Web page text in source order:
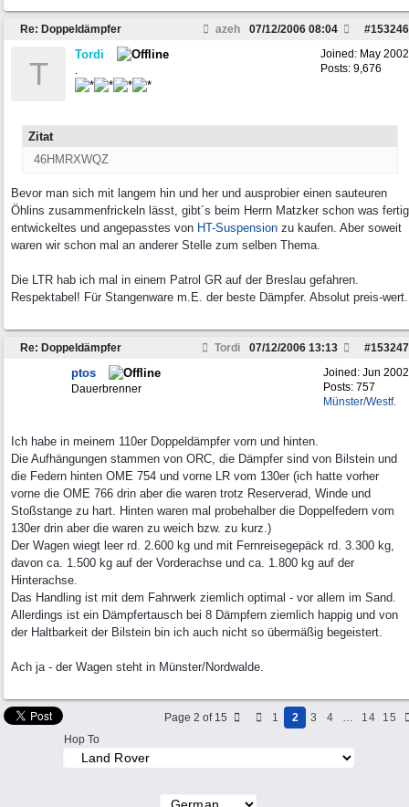
Re: Doppeldämpfer azeh #153246
07/12/2006 08:04
Joined: May 2002
Posts: 9,676
T
Tordi
.
Zitat
46HMRXWQZ
Bevor man sich mit langem hin und her und ausprobier einen sauteuren
Öhlins zusammenfrickeln lässt, gibt´s beim Herrn Matzker schon was fertig
entwickeltes und angepasstes von HT-Suspension zu kaufen. Aber soweit
waren wir schon mal an anderer Stelle zum selben Thema.
Die LTR hab ich mal in einem Patrol GR auf der Breslau gefahren.
Respektabel! Für Stangenware m.E. der beste Dämpfer. Absolut preis-wert.
Re: Doppeldämpfer Tordi #153247
07/12/2006 13:13
Joined: Jun 2002
Posts: 757
Münster/Westf.
ptos
Dauerbrenner
Ich habe in meinem 110er Doppeldämpfer vorn und hinten.
Die Aufhängungen stammen von ORC, die Dämpfer sind von Bilstein und
die Federn hinten OME 754 und vorne LR vom 130er (ich hatte vorher
vorne die OME 766 drin aber die waren trotz Reserverad, Winde und
Stoßstange zu hart. Hinten waren mal probehalber die Doppelfedern vom
130er drin aber die waren zu weich bzw. zu kurz.)
Der Wagen wiegt leer rd. 2.600 kg und mit Fernreisegepäck rd. 3.300 kg,
davon ca. 1.500 kg auf der Vorderachse und ca. 1.800 kg auf der
Hinterachse.
Das Handling ist mit dem Fahrwerk ziemlich optimal - vor allem im Sand.
Allerdings ist ein Dämpfertausch bei 8 Dämpfern ziemlich happig und von
der Haltbarkeit der Bilstein bin ich auch nicht so übermäßig begeistert.
Ach ja - der Wagen steht in Münster/Nordwalde.
Page 2 of 15 1 2 3 4 … 14
15
Hop To